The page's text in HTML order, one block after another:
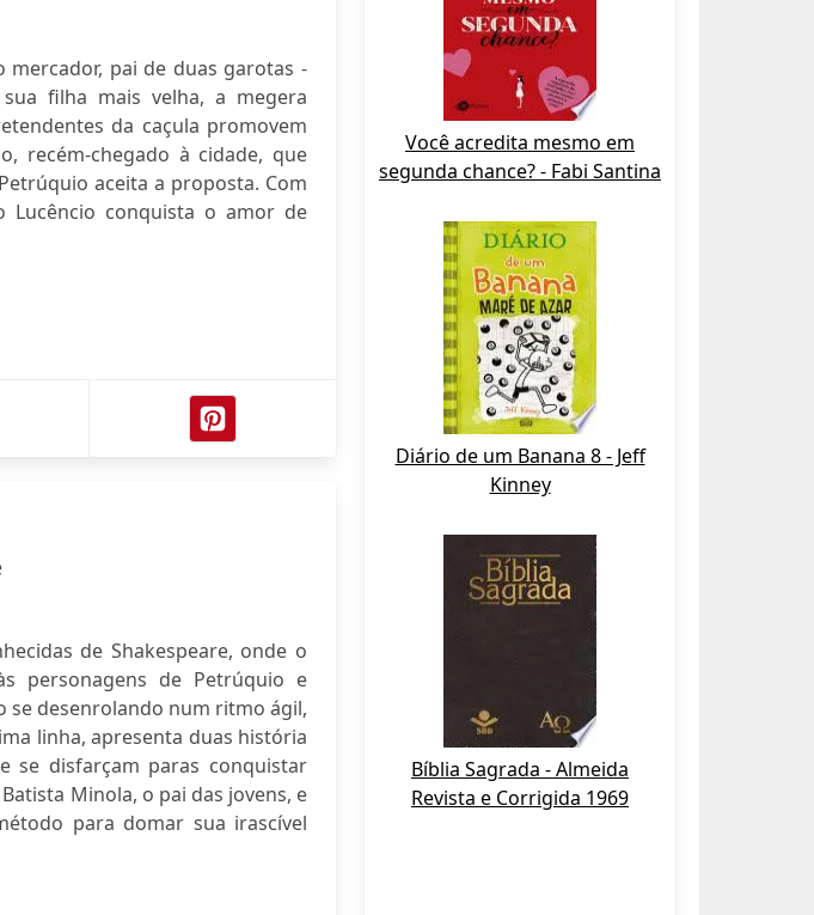
mercador, pai de duas garotas -
filha mais velha, a megera
da caçula promovem
recém-chegado à cidade, que
aceita a proposta. Com
Lucêncio conquista o amor de
de Shakespeare, onde o
personagens de Petrúquio e
se desenrolando num ritmo ágil,
linha, apresenta duas história
se disfarçam paras conquistar
Minola, o pai das jovens, e
para domar sua irascível
Você acredita mesmo em
segunda chance? - Fabi Santina
Diário de um Banana 8 - Jeff
Kinney
Bíblia Sagrada - Almeida
Revista e Corrigida 1969